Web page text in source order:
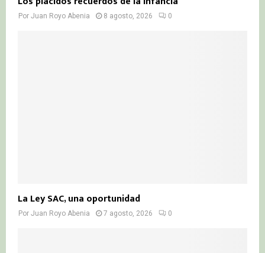
Por Juan Royo Abenia 8 agosto, 2026 0
La Ley SAC, una oportunidad
Por Juan Royo Abenia 7 agosto, 2026 0